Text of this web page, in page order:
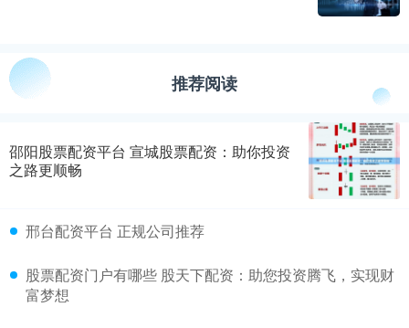
推荐阅读
邵阳股票配资平台 宣城股票配资：助你投资
之路更顺畅
邢台配资平台 正规公司推荐
股票配资门户有哪些 股天下配资：助您投资腾飞，实现财
富梦想